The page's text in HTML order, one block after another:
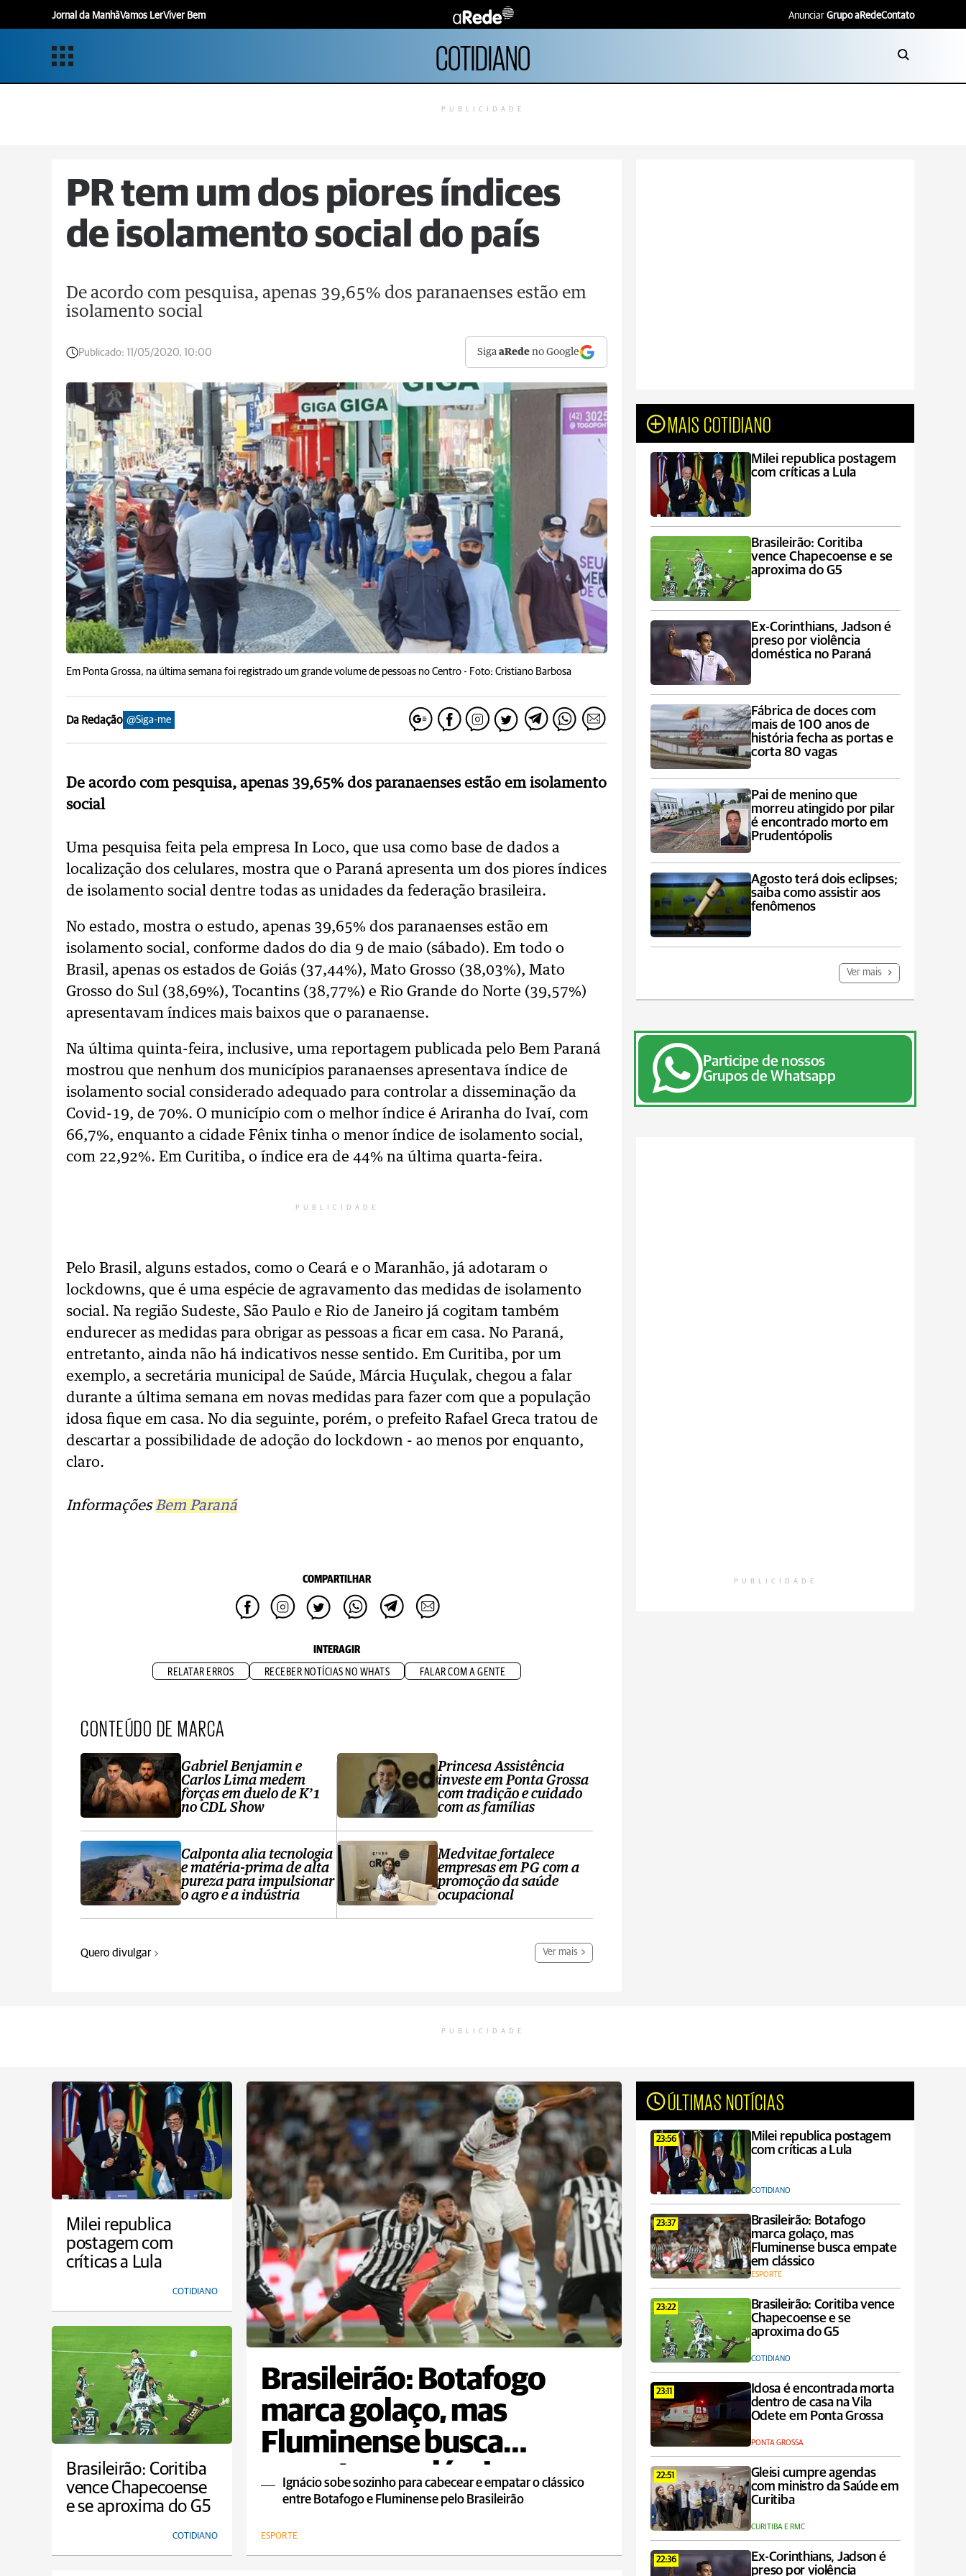
Jornal da ManhãVamos LerViver Bem Anunciar Grupo aRedeContato
COTIDIANO
PUBLICIDADE
PR tem um dos piores índices
de isolamento social do país
De acordo com pesquisa, apenas 39,65% dos paranaenses estão em
isolamento social
Publicado: 11/05/2020, 10:00 SigaaRede no Google
Em Ponta Grossa, na última semana foi registrado um grande volume de pessoas no Centro - Foto: Cristiano Barbosa
Da Redação @Siga-me
De acordo com pesquisa, apenas 39,65% dos paranaenses estão em isolamento
social
Uma pesquisa feita pela empresa In Loco, que usa como base de dados a
localização dos celulares, mostra que o Paraná apresenta um dos piores índices
de isolamento social dentre todas as unidades da federação brasileira.
No estado, mostra o estudo, apenas 39,65% dos paranaenses estão em
isolamento social, conforme dados do dia 9 de maio (sábado). Em todo o
Brasil, apenas os estados de Goiás (37,44%), Mato Grosso (38,03%), Mato
Grosso do Sul (38,69%), Tocantins (38,77%) e Rio Grande do Norte (39,57%)
apresentavam índices mais baixos que o paranaense.
Na última quinta-feira, inclusive, uma reportagem publicada pelo Bem Paraná
mostrou que nenhum dos municípios paranaenses apresentava índice de
isolamento social considerado adequado para controlar a disseminação da
Covid-19, de 70%. O município com o melhor índice é Ariranha do Ivaí, com
66,7%, enquanto a cidade Fênix tinha o menor índice de isolamento social,
com 22,92%. Em Curitiba, o índice era de 44% na última quarta-feira.
PUBLICIDADE
Pelo Brasil, alguns estados, como o Ceará e o Maranhão, já adotaram o
lockdowns, que é uma espécie de agravamento das medidas de isolamento
social. Na região Sudeste, São Paulo e Rio de Janeiro já cogitam também
endurecer as medidas para obrigar as pessoas a ficar em casa. No Paraná,
entretanto, ainda não há indicativos nesse sentido. Em Curitiba, por um
exemplo, a secretária municipal de Saúde, Márcia Huçulak, chegou a falar
durante a última semana em novas medidas para fazer com que a população
idosa fique em casa. No dia seguinte, porém, o prefeito Rafael Greca tratou de
descartar a possibilidade de adoção do lockdown - ao menos por enquanto,
claro.
InformaçõesBem Paraná
COMPARTILHAR
INTERAGIR
RELATAR ERROS RECEBER NOTÍCIAS NO WHATS FALAR COM A GENTE
CONTEÚDO DE MARCA
Gabriel Benjamin e
Carlos Lima medem
forças em duelo de K’1
no CDL Show
Calponta alia tecnologia
e matéria-prima de alta
pureza para impulsionar
o agro e a indústria
Princesa Assistência
investe em Ponta Grossa
com tradição e cuidado
com as famílias
Medvitae fortalece
empresas em PG com a
promoção da saúde
ocupacional
Quero divulgar Ver mais
MAIS COTIDIANO
Milei republica postagem
com críticas a Lula
Brasileirão: Coritiba
vence Chapecoense e se
aproxima do G5
Ex-Corinthians, Jadson é
preso por violência
doméstica no Paraná
Fábrica de doces com
mais de 100 anos de
história fecha as portas e
corta 80 vagas
Pai de menino que
morreu atingido por pilar
é encontrado morto em
Prudentópolis
Agosto terá dois eclipses;
saiba como assistir aos
fenômenos
Ver mais
Participe de nossos
Grupos de Whatsapp
PUBLICIDADE
PUBLICIDADE
Milei republica
postagem com
críticas a Lula
COTIDIANO
Brasileirão: Botafogo
marca golaço, mas
Fluminense busca
empate em clássico
Ignácio sobe sozinho para cabecear e empatar o clássico
entre Botafogo e Fluminense pelo Brasileirão
ESPORTE
ÚLTIMAS NOTÍCIAS
23:56
Milei republica postagem
com críticas a Lula
COTIDIANO
23:37
Brasileirão: Botafogo
marca golaço, mas
Fluminense busca empate
em clássico
ESPORTE
23:22
Brasileirão: Coritiba vence
Chapecoense e se
aproxima do G5
COTIDIANO
23:11
Idosa é encontrada morta
dentro de casa na Vila
Odete em Ponta Grossa
PONTA GROSSA
22:51
Gleisi cumpre agendas
com ministro da Saúde em
Curitiba
CURITIBA E RMC
22:36
Ex-Corinthians, Jadson é
preso por violência
Brasileirão: Coritiba
vence Chapecoense
e se aproxima do G5
COTIDIANO